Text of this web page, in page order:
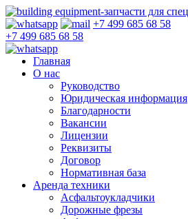
+7 499 685 68 58
+7 499 685 68 58
Главная
О нас
Руководство
Юридическая информация
Благодарности
Вакансии
Лицензии
Реквизиты
Договор
Нормативная база
Аренда техники
Асфальтоукладчики
Дорожные фрезы